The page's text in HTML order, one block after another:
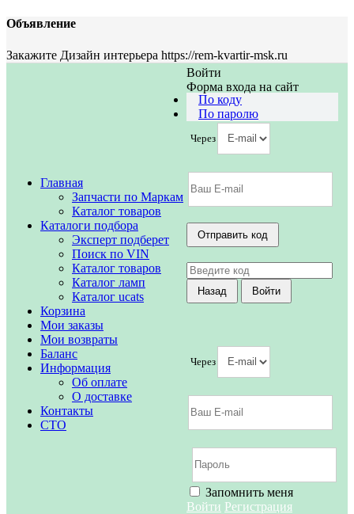
Объявление
Закажите Дизайн интерьера https://rem-kvartir-msk.ru
Главная
Запчасти по Маркам
Каталог товаров
Каталоги подбора
Эксперт подберет
Поиск по VIN
Каталог товаров
Каталог ламп
Каталог ucats
Корзина
Мои заказы
Мои возвраты
Баланс
Информация
Об оплате
О доставке
Контакты
СТО
Войти
Форма входа на сайт
По коду
По паролю
Через
Через
Запомнить меня
Войти Регистрация